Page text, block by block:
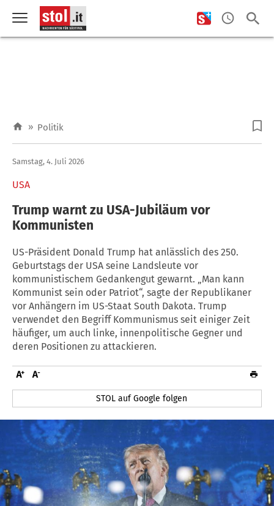
» Politik
USA
Samstag, 4. Juli 2026
Trump warnt zu USA-Jubiläum vor
Kommunisten
US-Präsident Donald Trump hat anlässlich des 250.
Geburtstags der USA seine Landsleute vor
kommunistischem Gedankengut gewarnt. „Man kann
Kommunist sein oder Patriot“, sagte der Republikaner
vor Anhängern im US-Staat South Dakota. Trump
verwendet den Begriff Kommunismus seit einiger Zeit
häufiger, um auch linke, innenpolitische Gegner und
deren Positionen zu attackieren.
STOL auf Google folgen